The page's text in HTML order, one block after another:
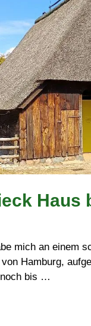
Haus
mich an einem
Hamburg,
noch bis …